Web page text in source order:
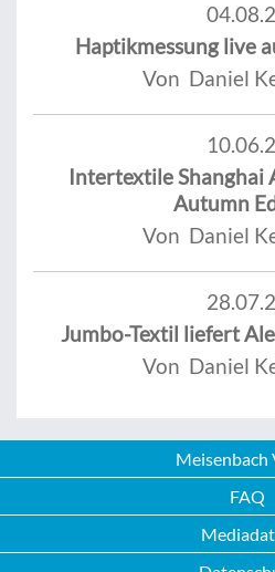
Haptikmessung live
Von Daniel
Intertextile Shanghai
Autumn
Von Daniel
Jumbo-Textil liefert
Von Daniel
Meisenbach
FAQ